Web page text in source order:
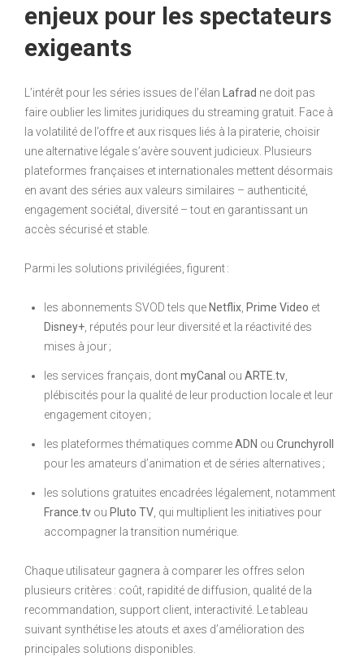
enjeux pour les spectateurs
exigeants
L’intérêt pour les séries issues de l’élan Lafrad ne doit pas
faire oublier les limites juridiques du streaming gratuit. Face à
la volatilité de l’offre et aux risques liés à la piraterie, choisir
une alternative légale s’avère souvent judicieux. Plusieurs
plateformes françaises et internationales mettent désormais
en avant des séries aux valeurs similaires – authenticité,
engagement sociétal, diversité – tout en garantissant un
accès sécurisé et stable.
Parmi les solutions privilégiées, figurent :
les abonnements SVOD tels que Netflix Prime Video et
Disney+ , réputés pour leur diversité et la réactivité des
mises à jour ;
les services français, dontmyCanal ou ARTE.tv
plébiscités pour la qualité de leur production locale et leur
engagement citoyen ;
les plateformes thématiques commeADN ou Crunchyroll
pour les amateurs d’animation et de séries alternatives ;
les solutions gratuites encadrées légalement, notamment
France.tv ou Pluto TV , qui multiplient les initiatives pour
accompagner la transition numérique.
Chaque utilisateur gagnera à comparer les offres selon
plusieurs critères : coût, rapidité de diffusion, qualité de la
recommandation, support client, interactivité. Le tableau
suivant synthétise les atouts et axes d’amélioration des
principales solutions disponibles.